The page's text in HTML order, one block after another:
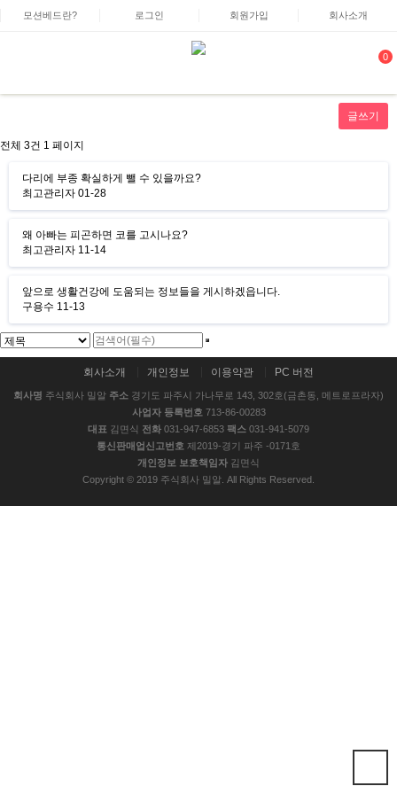
모션베드란? 로그인 회원가입 회사소개
0
글쓰기
전체 3건 1 페이지
다리에 부종 확실하게 뺄 수 있을까요?
최고관리자 01-28
왜 아빠는 피곤하면 코를 고시나요?
최고관리자 11-14
앞으로 생활건강에 도움되는 정보들을 게시하겠읍니다.
구용수 11-13
회사소개 개인정보 이용약관 PC 버전
회사명 주식회사 밀알 주소 경기도 파주시 가나무로 143, 302호(금촌동, 메트로프라자)
사업자 등록번호 713-86-00283
대표 김면식 전화 031-947-6853 팩스 031-941-5079
통신판매업신고번호 제2019-경기 파주 -0171호
개인정보 보호책임자 김면식
Copyright © 2019 주식회사 밀알. All Rights Reserved.